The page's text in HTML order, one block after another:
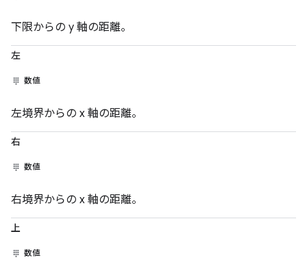
下限からの y 軸の距離。
左
数値
左境界からの x 軸の距離。
右
数値
右境界からの x 軸の距離。
上
数値